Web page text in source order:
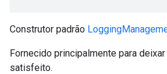
Construtor padrão
Fornecido principalmente para
satisfeito.